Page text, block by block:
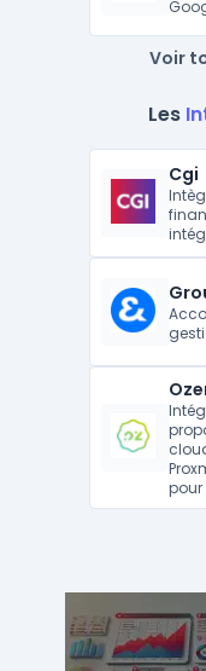
Voir
Les
Cgi
pour